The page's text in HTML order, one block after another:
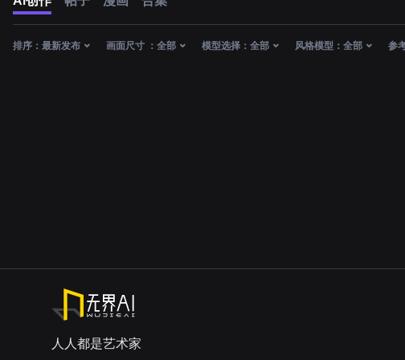
排序： 最新发布 画面尺寸 ： 全部 模型选择： 全部 风格模型： 全部 参
人人都是艺术家